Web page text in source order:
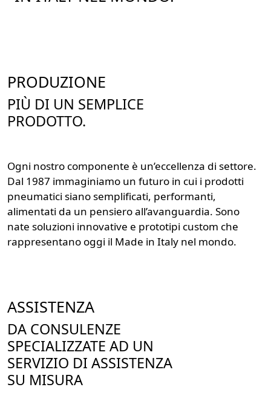
PRODUZIONE
PIÙ DI UN SEMPLICE
PRODOTTO.
Ogni nostro componente è un’eccellenza di settore.
Dal 1987 immaginiamo un futuro in cui i prodotti
pneumatici siano semplificati, performanti,
alimentati da un pensiero all’avanguardia. Sono
nate soluzioni innovative e prototipi custom che
rappresentano oggi il Made in Italy nel mondo.
ASSISTENZA
DA CONSULENZE
SPECIALIZZATE AD UN
SERVIZIO DI ASSISTENZA
SU MISURA